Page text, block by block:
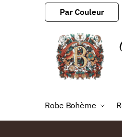
Par Couleur
Robe Bohème